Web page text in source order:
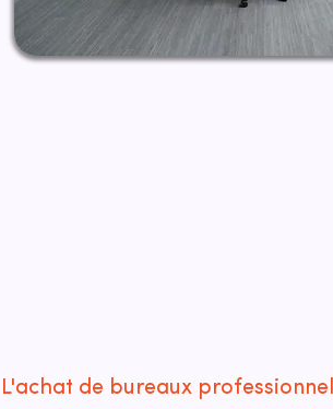
L'achat de bureaux